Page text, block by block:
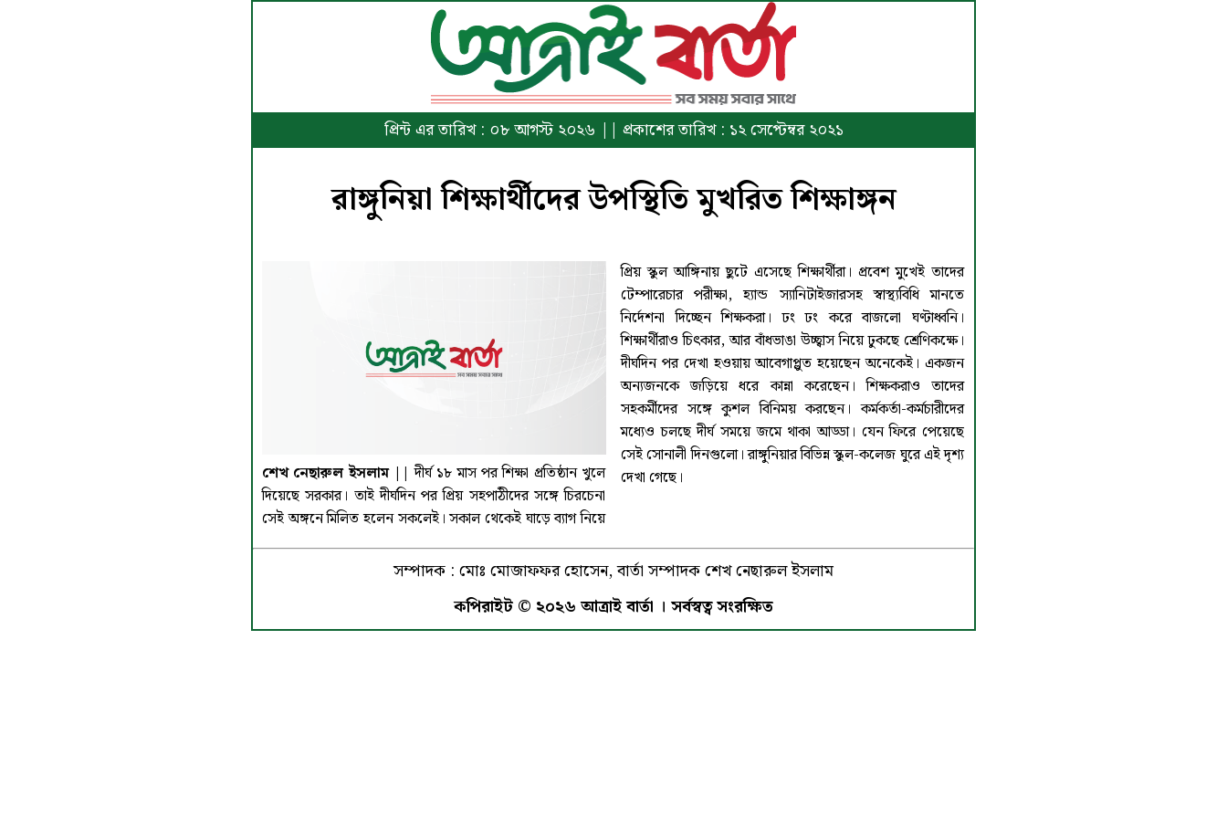
প্রিন্ট এর তারিখ : ০৮ আগস্ট ২০২৬ || প্রকাশের তারিখ : ১২ সেপ্টেম্বর ২০২১
রাঙ্গুনিয়া শিক্ষার্থীদের উপস্থিতি মুখরিত শিক্ষাঙ্গন
শেখ নেছারুল ইসলাম ||দীর্ঘ ১৮ মাস পর শিক্ষা প্রতিষ্ঠান খুলে
দিয়েছে সরকার। তাই দীর্ঘদিন পর প্রিয় সহপাঠীদের সঙ্গে চিরচেনা
সেই অঙ্গনে মিলিত হলেন সকলেই। সকাল থেকেই ঘাড়ে ব্যাগ নিয়ে
প্রিয় স্কুল আঙ্গিনায় ছুটে এসেছে শিক্ষার্থীরা। প্রবেশ মুখেই তাদের
টেম্পারেচার পরীক্ষা, হ্যান্ড স্যানিটাইজারসহ স্বাস্থ্যবিধি মানতে
নির্দেশনা দিচ্ছেন শিক্ষকরা। ঢং ঢং করে বাজলো ঘণ্টাধ্বনি।
শিক্ষার্থীরাও চিৎকার, আর বাঁধভাঙা উচ্ছ্বাস নিয়ে ঢুকছে শ্রেণিকক্ষে।
দীর্ঘদিন পর দেখা হওয়ায় আবেগাপ্লুত হয়েছেন অনেকেই। একজন
অন্যজনকে জড়িয়ে ধরে কান্না করেছেন। শিক্ষকরাও তাদের
সহকর্মীদের সঙ্গে কুশল বিনিময় করছেন। কর্মকর্তা-কর্মচারীদের
মধ্যেও চলছে দীর্ঘ সময়ে জমে থাকা আড্ডা। যেন ফিরে পেয়েছে
সেই সোনালী দিনগুলো। রাঙ্গুনিয়ার বিভিন্ন স্কুল-কলেজ ঘুরে এই দৃশ্য
দেখা গেছে।
সম্পাদক : মোঃ মোজাফফর হোসেন, বার্তা সম্পাদক শেখ নেছারুল ইসলাম
কপিরাইট © ২০২৬ আত্রাই বার্তা । সর্বস্বত্ব সংরক্ষিত